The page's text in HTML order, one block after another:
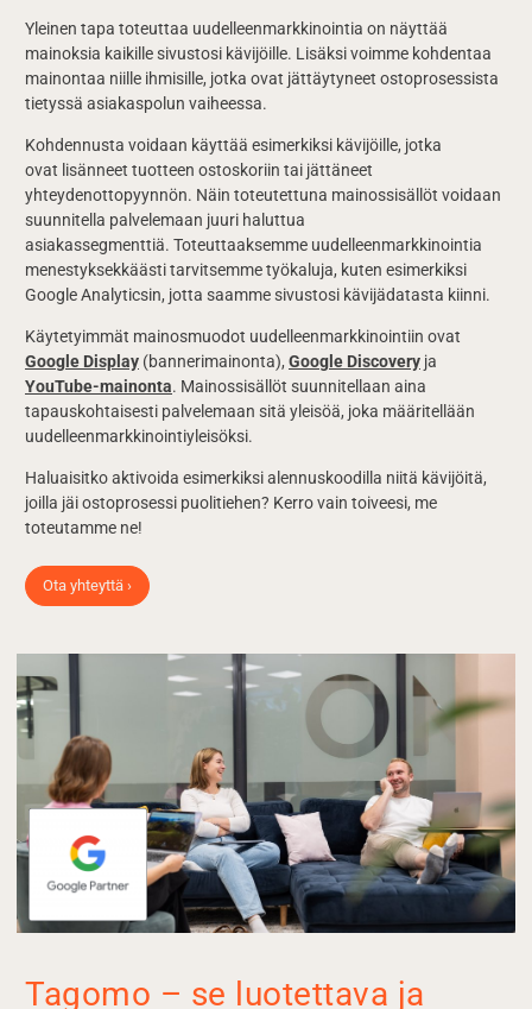
Yleinen tapa toteuttaa uudelleenmarkkinointia on näyttää
mainoksia kaikille sivustosi kävijöille. Lisäksi voimme kohdentaa
mainontaa niille ihmisille, jotka ovat jättäytyneet ostoprosessista
tietyssä asiakaspolun vaiheessa.
Kohdennusta voidaan käyttää esimerkiksi kävijöille, jotka
ovat lisänneet tuotteen ostoskoriin tai jättäneet
yhteydenottopyynnön. Näin toteutettuna mainossisällöt voidaan
suunnitella palvelemaan juuri haluttua
asiakassegmenttiä. Toteuttaaksemme uudelleenmarkkinointia
menestyksekkäästi tarvitsemme työkaluja, kuten esimerkiksi
Google Analyticsin, jotta saamme sivustosi kävijädatasta kiinni.
Käytetyimmät mainosmuodot uudelleenmarkkinointiin ovat
Google Display (bannerimainonta), Google Discovery ja
YouTube-mainonta. Mainossisällöt suunnitellaan aina
tapauskohtaisesti palvelemaan sitä yleisöä, joka määritellään
uudelleenmarkkinointiyleisöksi.
Haluaisitko aktivoida esimerkiksi alennuskoodilla niitä kävijöitä,
joilla jäi ostoprosessi puolitiehen? Kerro vain toiveesi, me
toteutamme ne!
Ota yhteyttä ›
Tagomo – se luotettava ja